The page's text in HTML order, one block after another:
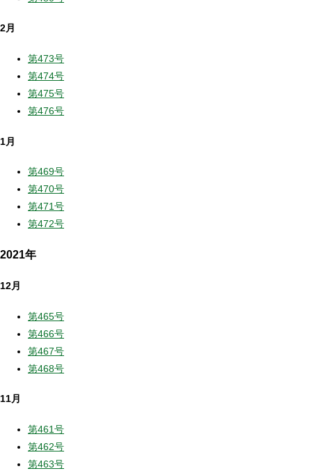
2月
第473号
第474号
第475号
第476号
1月
第469号
第470号
第471号
第472号
2021年
12月
第465号
第466号
第467号
第468号
11月
第461号
第462号
第463号